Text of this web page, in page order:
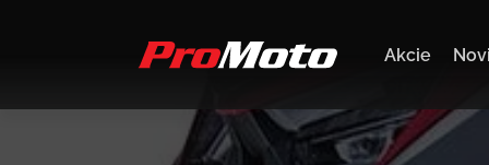
Akcie